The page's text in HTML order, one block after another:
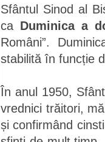
Sfântul Sinod al
ca Duminica a
Români”.
stabilită în funcție
În anul 1950,
vrednici trăitori,
și confirmând